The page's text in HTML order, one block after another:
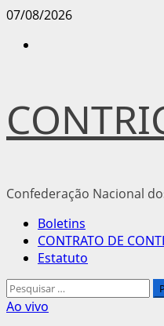
Avançar
07/08/2026
Confederação Nacional
Menu
principal
Boletins
CONTRATO DE
Estatuto
Pesquisar
por:
Ao vivo